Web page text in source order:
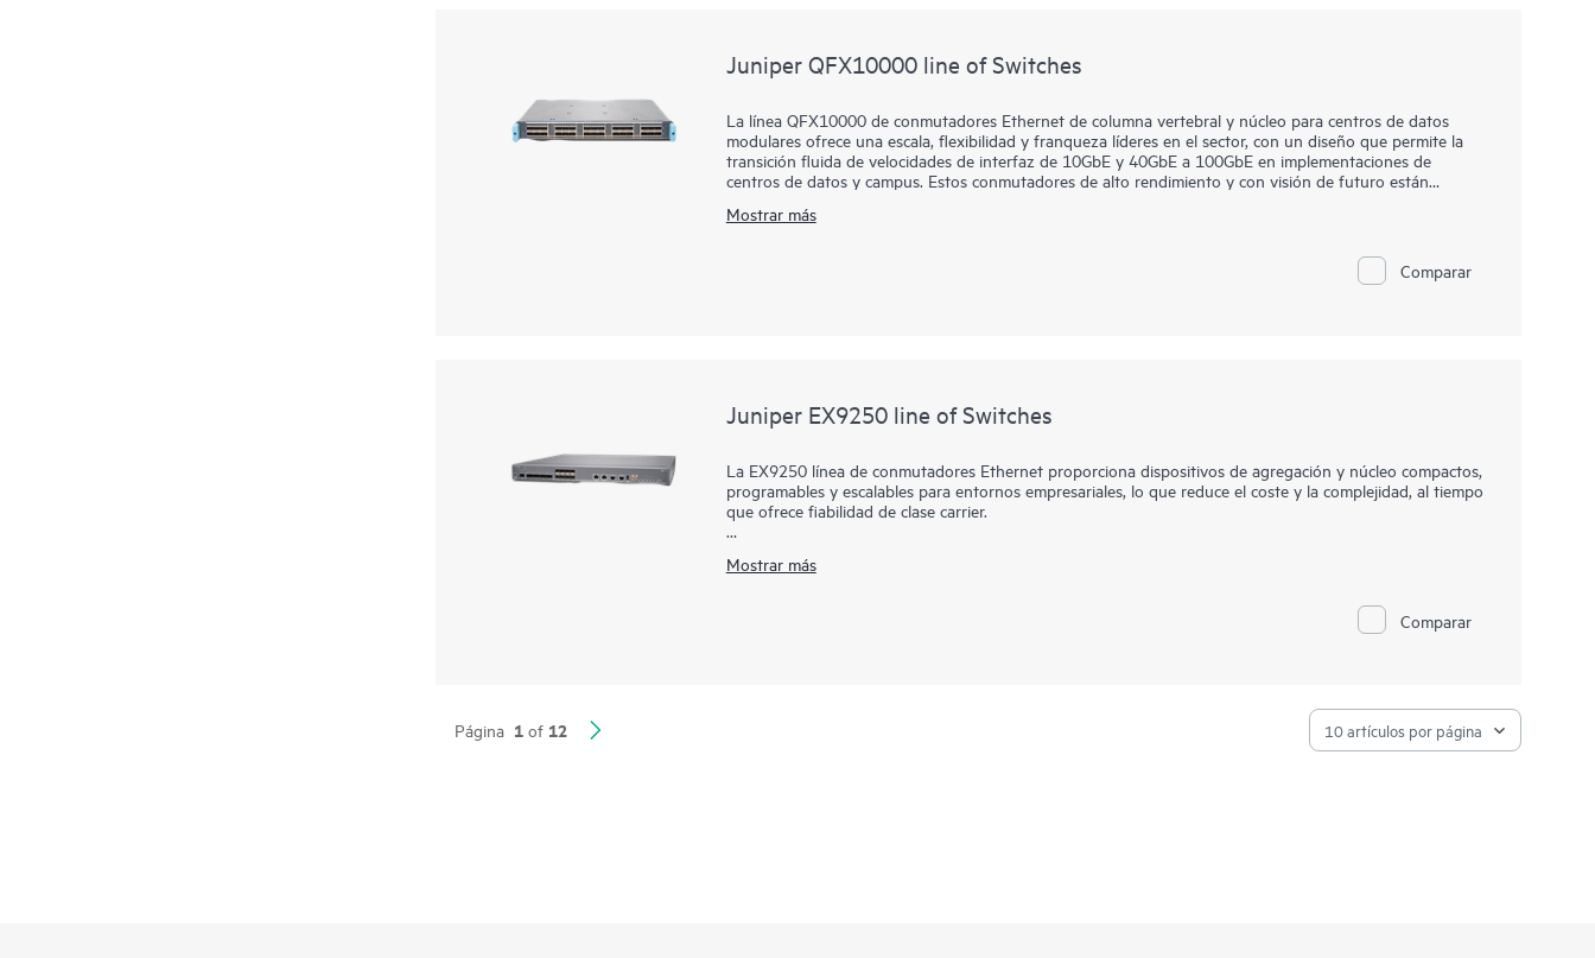
Juniper QFX10000 line of Switches
La línea QFX10000 de conmutadores Ethernet de columna vertebral y núcleo para centros de datos
modulares ofrece una escala, flexibilidad y franqueza líderes en el sector, con un diseño que permite la
transición fluida de velocidades de interfaz de 10GbE y 40GbE a 100GbE en implementaciones de
centros de datos y campus. Estos conmutadores de alto rendimiento y con visión de futuro están
inteligencia de su infraestructura de red en el futuro.
Mostrar más
Comparar
Juniper EX9250 line of Switches
La EX9250 línea de conmutadores Ethernet proporciona dispositivos de agregación y núcleo compactos,
programables y escalables para entornos empresariales, lo que reduce el coste y la complejidad, al tiempo
que ofrece fiabilidad de clase carrier.
evolucionado, compatible con aplicaciones de capa 2 o capa 3 al combinar tecnologías Ethernet VPN
crear una red coherente de extremo a extremo en ubicaciones geográficamente dispersas, al tiempo que
Mostrar más
Comparar
Página 1 of 12